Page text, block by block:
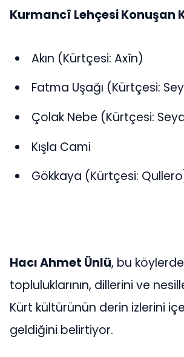
Kurmancî Lehçesi Konuşan
Akın (Kürtçesi: Axîn)
Fatma Uşağı (Kürtçesi:
Çolak Nebe (Kürtçesi:
Kışla Cami
Gökkaya (Kürtçesi:
Hacı Ahmet Ünlü, bu
topluluklarının, dillerini ve
Kürt kültürünün derin izlerini
geldiğini belirtiyor.